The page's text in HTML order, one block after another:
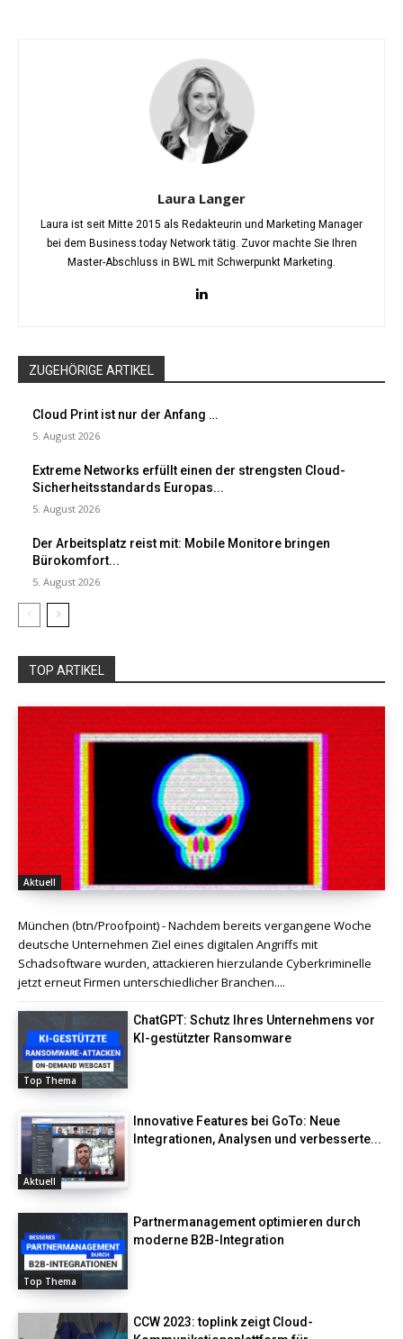
Laura Langer
Laura ist seit Mitte 2015 als Redakteurin und Marketing Manager
bei dem Business.today Network tätig. Zuvor machte Sie Ihren
Master-Abschluss in BWL mit Schwerpunkt Marketing.
ZUGEHÖRIGE ARTIKEL
Cloud Print ist nur der Anfang …
5. August 2026
Extreme Networks erfüllt einen der strengsten Cloud-
Sicherheitsstandards Europas...
5. August 2026
Der Arbeitsplatz reist mit: Mobile Monitore bringen
Bürokomfort...
5. August 2026
TOP ARTIKEL
Aktuell
München (btn/Proofpoint) - Nachdem bereits vergangene Woche
deutsche Unternehmen Ziel eines digitalen Angriffs mit
Schadsoftware wurden, attackieren hierzulande Cyberkriminelle
jetzt erneut Firmen unterschiedlicher Branchen....
Top Thema
ChatGPT: Schutz Ihres Unternehmens vor
KI-gestützter Ransomware
Aktuell
Innovative Features bei GoTo: Neue
Integrationen, Analysen und verbesserte...
Top Thema
Partnermanagement optimieren durch
moderne B2B-Integration
CCW 2023: toplink zeigt Cloud-